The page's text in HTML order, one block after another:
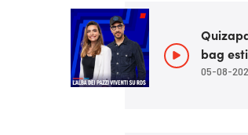
bag
05-08-